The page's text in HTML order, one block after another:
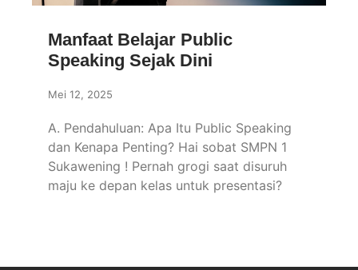
Manfaat Belajar Public
Speaking Sejak Dini
Mei 12, 2025
A. Pendahuluan: Apa Itu Public Speaking
dan Kenapa Penting? Hai sobat SMPN 1
Sukawening ! Pernah grogi saat disuruh
maju ke depan kelas untuk presentasi?